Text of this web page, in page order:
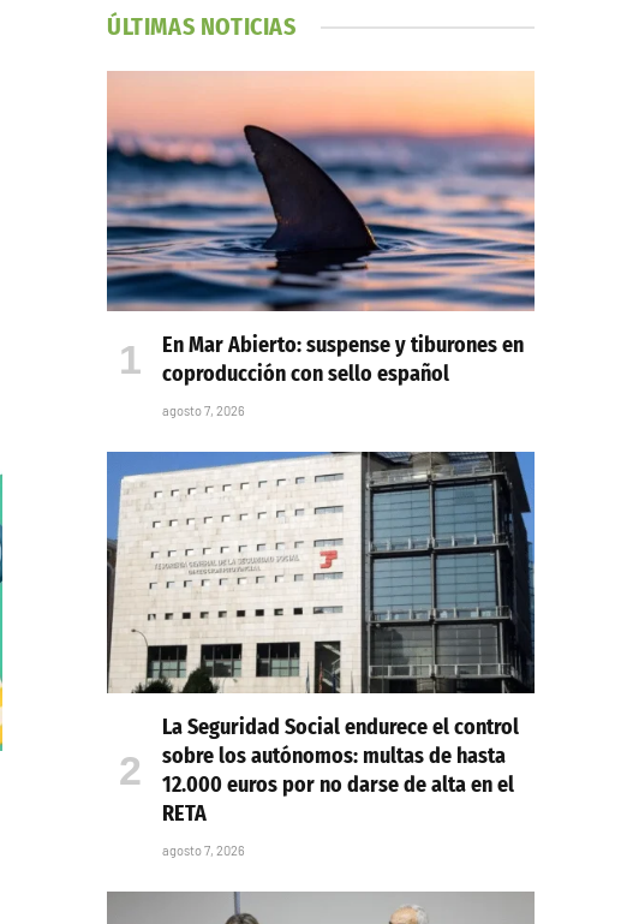
ÚLTIMAS NOTICIAS
En Mar Abierto: suspense y tiburones en
coproducción con sello español
agosto 7, 2026
La Seguridad Social endurece el control
sobre los autónomos: multas de hasta
12.000 euros por no darse de alta en el
RETA
agosto 7, 2026